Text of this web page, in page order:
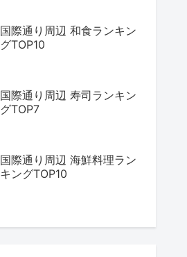
国際通り周辺 和食ランキン
グTOP10
国際通り周辺 寿司ランキン
グTOP7
国際通り周辺 海鮮料理ラン
キングTOP10